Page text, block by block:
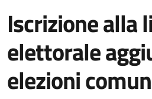
Iscrizione alla
elettorale
elezioni